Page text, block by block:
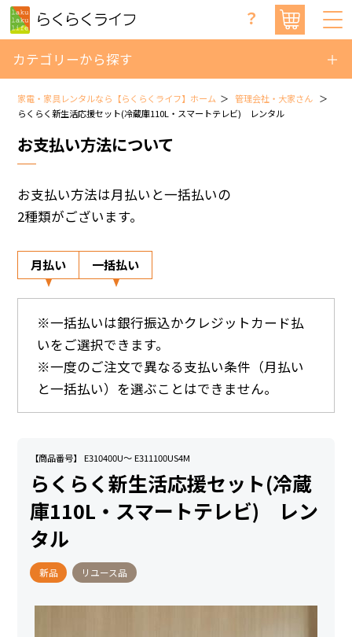
？
カテゴリーから探す
家電・家具レンタルなら【らくらくライフ】ホーム
管理会社・大家さん
らくらく新生活応援セット(冷蔵庫110L・スマートテレビ) レンタル
お支払い方法について
お支払い方法は月払いと一括払いの
2種類がございます。
月払い 一括払い
※一括払いは銀行振込かクレジットカード払
いをご選択できます。
※一度のご注文で異なる支払い条件（月払い
と一括払い）を選ぶことはできません。
【商品番号】 E310400U～ E311100US4M
らくらく新生活応援セット(冷蔵
庫110L・スマートテレビ) レン
タル
新品 リユース品